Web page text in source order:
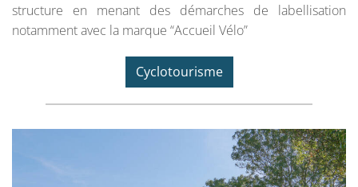
structure en menant des démarches de labellisation
notamment avec la marque “Accueil Vélo”
Cyclotourisme